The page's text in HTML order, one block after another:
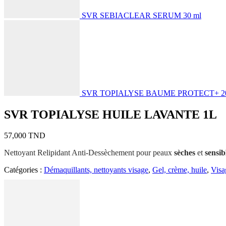
SVR SEBIACLEAR SERUM 30 ml
SVR TOPIALYSE BAUME PROTECT+
SVR TOPIALYSE HUILE LAVANTE 1L
57,000 TND
Nettoyant Relipidant Anti-Dessèchement pour peaux sèches et
Catégories : Démaquillants, nettoyants visage, Gel, crème, huile,